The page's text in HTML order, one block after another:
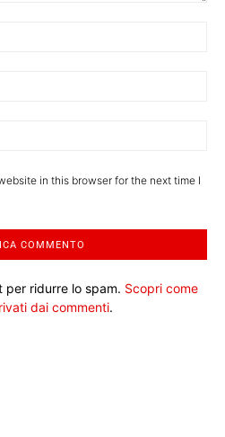
in this browser for the next time I
per ridurre lo spam. Scopri come
dai commenti.